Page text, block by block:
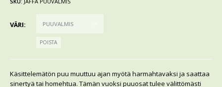
VÄRI
POISTA
Käsittelemätön puu muuttuu ajan myötä harmahtavaksi ja saattaa
sinertyä tai homehtua. Tämän vuoksi puuosat tulee välittömästi